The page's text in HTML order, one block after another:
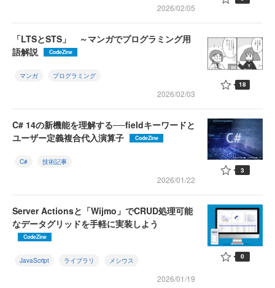
2026/02/05
「LTSとSTS」 ～マンガでプログラミング用
語解説
CodeZine
マンガ プログラミング
2026/02/03
18
C# 14の新機能を理解する──fieldキーワードと
ユーザー定義複合代入演算子
CodeZine
C# 技術記事
2026/01/22
3
Server Actionsと「Wijmo」でCRUD処理可能
なデータグリッドを手軽に実装しよう
CodeZine
JavaScript ライブラリ メシウス
2026/01/19
0